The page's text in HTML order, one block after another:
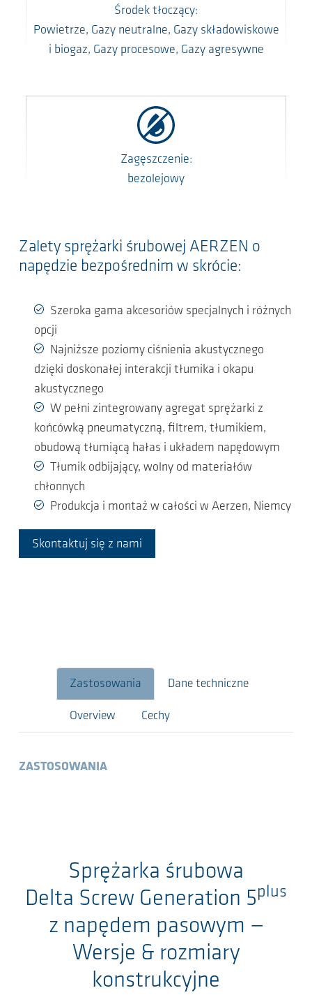
Środek tłoczący:
Powietrze, Gazy neutralne, Gazy składowiskowe
i biogaz, Gazy procesowe, Gazy agresywne
Zagęszczenie:
bezolejowy
Zalety sprężarki śrubowej AERZEN o
napędzie bezpośrednim w skrócie:
Szeroka gama akcesoriów specjalnych i różnych
opcji
Najniższe poziomy ciśnienia akustycznego
dzięki doskonałej interakcji tłumika i okapu
akustycznego
W pełni zintegrowany agregat sprężarki z
końcówką pneumatyczną, filtrem, tłumikiem,
obudową tłumiącą hałas i układem napędowym
Tłumik odbijający, wolny od materiałów
chłonnych
Produkcja i montaż w całości w Aerzen, Niemcy
Skontaktuj się z nami
Zastosowania Dane techniczne
Overview Cechy
ZASTOSOWANIA
Sprężarka śrubowa
Delta Screw Generation 5plus
z napędem pasowym —
Wersje & rozmiary
konstrukcyjne